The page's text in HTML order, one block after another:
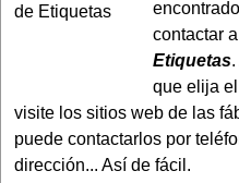
contactar
Etiquetas
que elija el
visite los sitios web de las
puede contactarlos por
dirección... Así de fácil.